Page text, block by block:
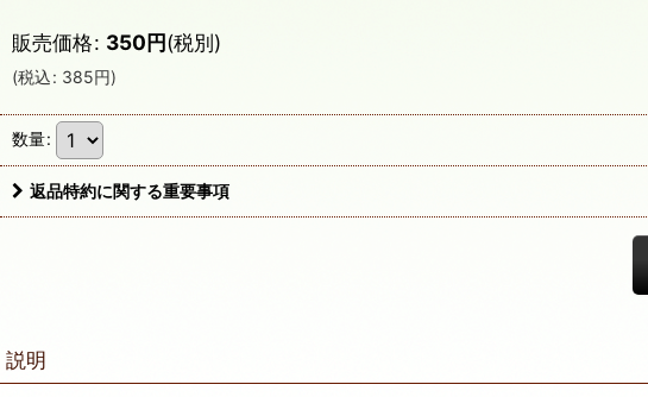
販売価格: 350円(税別)
(税込: 385円)
数量:
返品特約に関する重要事項
説明